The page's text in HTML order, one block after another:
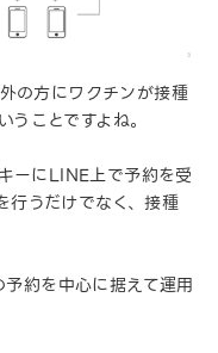
の方にワクチンが接種
ことですよね。
ーにLINE上で予約を受
行うだけでなく、接種
約を中心に据えて運用